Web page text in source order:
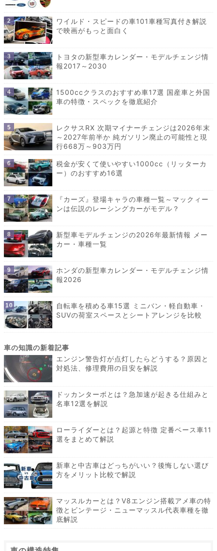
ワイルド・スピードの車101車種写真付き解説
で映画がもっと面白く
トヨタの新型車カレンダー・モデルチェンジ情
報2017～2030
1500ccクラスのおすすめ車17選 国産車と外国
車の特徴・スペックを徹底紹介
レクサスRX 次期マイナーチェンジは2026年末
～2027年前半か 純ガソリン廃止の可能性と現
行668万～903万円
税金が安くて使いやすい1000cc（リッターカ
ー）のおすすめ16選
『カーズ』登場キャラの車種一覧～マックィー
ンは伝説のレーシングカーがモデル？
新型車モデルチェンジの2026年最新情報 メー
カー・車種一覧
ホンダの新型車カレンダー・モデルチェンジ情
報2026
自転車を積める車15選 ミニバン・軽自動車・
SUVの荷室スペースとシートアレンジを比較
エンジン警告灯が点灯したらどうする？原因と
対処法、修理費用の目安を解説
ドッカンターボとは？急加速が起きる仕組みと
名車12選を解説
ローライダーとは？起源と特徴 定番ベース車11
選をまとめて解説
新車と中古車はどっちがいい？後悔しない選び
方をメリット比較で解説
マッスルカーとは？V8エンジン搭載アメ車の特
徴とビンテージ・ニューマッスル代表車種を徹
底解説